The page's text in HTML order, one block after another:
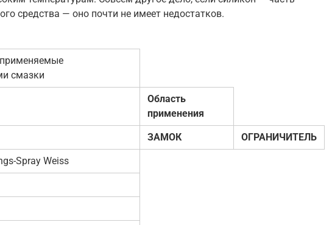
средства — оно почти не имеет недостатков.
смазки
Область
применения
ЗАМОК ОГРАНИЧИТЕЛЬ
Spray Weiss